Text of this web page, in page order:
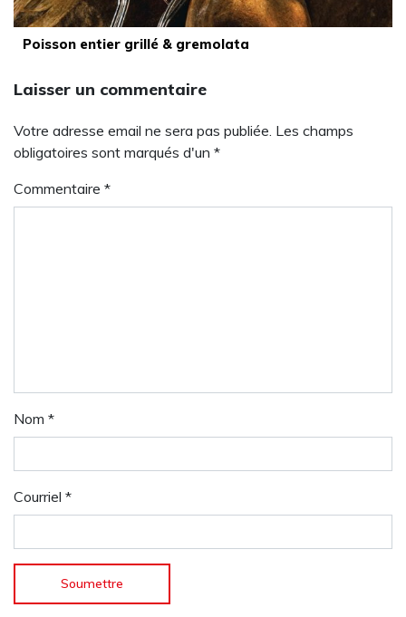
Poisson entier grillé & gremolata
Laisser un commentaire
Votre adresse email ne sera pas publiée. Les champs
obligatoires sont marqués d'un *
Commentaire *
Nom *
Courriel *